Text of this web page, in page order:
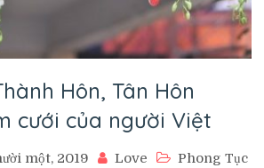
Hôn, Tân Hôn
cưới của người Việt
một, 2019 Love
Phong Tục